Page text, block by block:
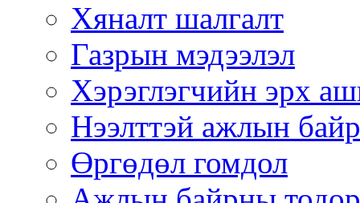
Хяналт шалгалт
Газрын мэдээлэл
Хэрэглэгчийн эрх
Нээлттэй ажлын байр
Өргөдөл гомдол